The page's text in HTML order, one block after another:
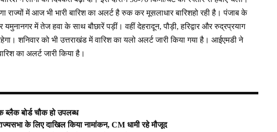
राज्यों में आज भी भारी बारिश का अलर्ट है रुक कर मूसलाधार बारिशहो रही है। पंजाब के
में तेज हवा के साथ बौछारें पड़ीं। वहीं देहरादून, पौड़ी, हरिद्वार और रुद्रप्रयाग
शनिवार को भी उत्तराखंड में वारिश का यलो अलर्ट जारी किया गया है। आईएमडी ने
का अलर्ट जारी किया है।
बोर्ड चौक हो उपलब्ध
के लिए दाखिल किया नामांकन, CM धामी रहे मौजूद